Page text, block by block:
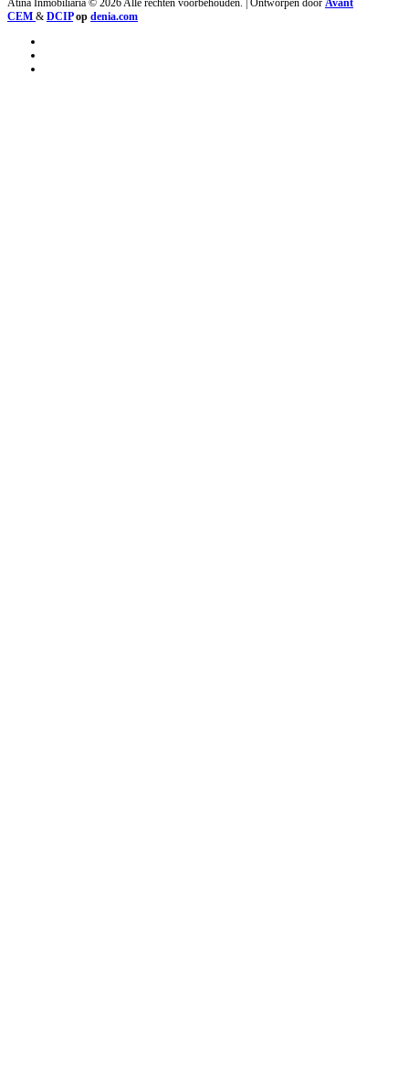
Atina Inmobiliaria © 2026 Alle rechten voorbehouden. | Ontworpen door Avant
CEM & DCIPop denia.com